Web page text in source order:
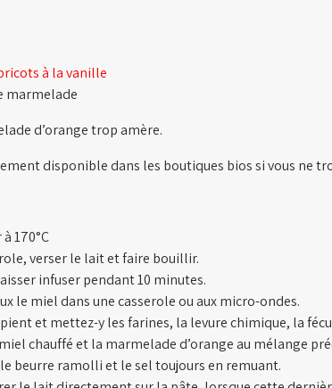
à la vanille
marmelade
d’orange trop amère.
disponible dans les boutiques bios si vous ne
170°C
verser le lait et faire bouillir.
infuser pendant 10 minutes.
le miel dans une casserole ou aux micro-ondes.
et mettez-y les farines, la levure chimique, la
chauffé et la marmelade d’orange au mélange
beurre ramolli et le sel toujours en remuant.